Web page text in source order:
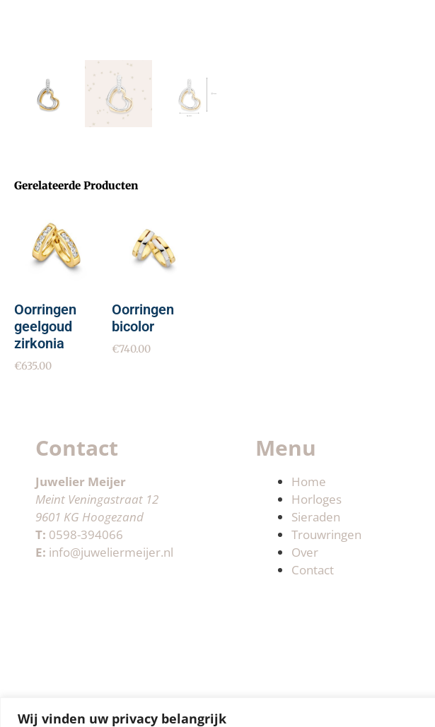
Wij vinden uw privacy belangrijk
Gerelateerde Producten
Oorringen
geelgoud
zirkonia
€635.00
Oorringen
bicolor
€740.00
Contact
Juwelier Meijer
Meint Veningastraat 12
9601 KG Hoogezand
T: 0598-394066
E: info@juweliermeijer.nl
Menu
Home
Horloges
Sieraden
Trouwringen
Over
Contact